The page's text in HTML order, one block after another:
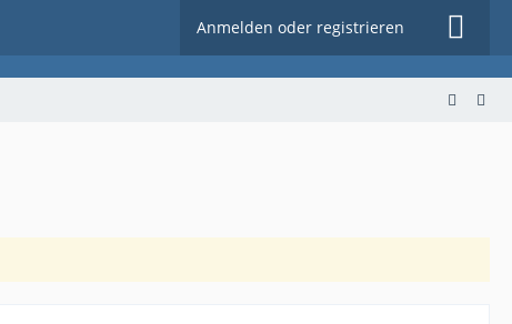
Anmelden oder registrieren